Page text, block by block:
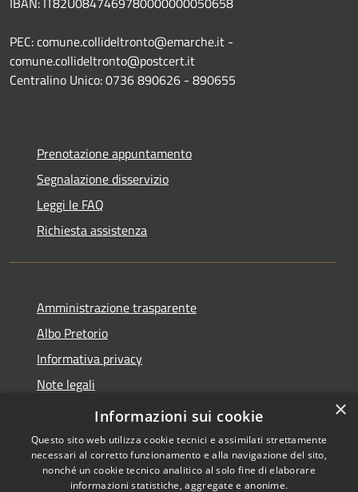
PEC: comune.collideltronto@emarche.it -
comune.collideltronto@postcert.it
Centralino Unico: 0736 890626 - 890655
Prenotazione appuntamento
Segnalazione disservizio
Leggi le FAQ
Richiesta assistenza
Amministrazione trasparente
Albo Pretorio
Informativa privacy
Note legali
Dichiarazione di accessibilità
×
Informazioni sui cookie
Questo sito web utilizza cookie tecnici e assimilati strettamente
necessari al corretto funzionamento e alla navigazione del sito,
nonché un cookie tecnico analitico al solo fine di elaborare
informazioni statistiche, aggregate e anonime.